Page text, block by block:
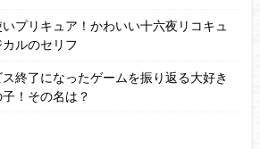
いプリキュア！かわいい十六夜リコキュ
ルのセリフ
終了になったゲームを振り返る大好き
！その名は？